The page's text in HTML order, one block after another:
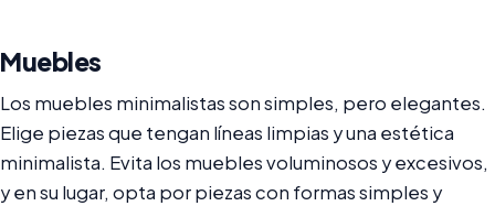
Muebles
Los muebles minimalistas son simples, pero elegantes.
Elige piezas que tengan líneas limpias y una estética
minimalista. Evita los muebles voluminosos y excesivos,
y en su lugar, opta por piezas con formas simples y